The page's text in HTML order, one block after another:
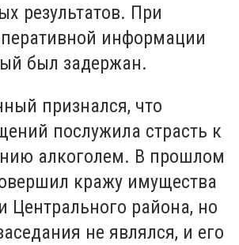
результатов. При
информации
был задержан.
признался, что
послужила страсть к
алкоголем. В прошлом
кражу имущества
Центрального района, но
не являлся, и его